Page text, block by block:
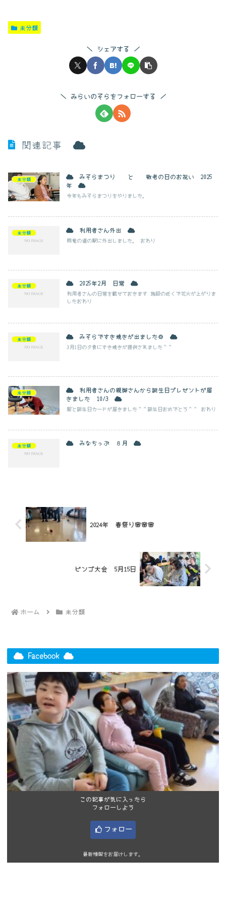
未分類
シェアする
みらいのそらをフォローする
関連記事
未分類
年
今年もみそらまつりをやりました。
未分類 利用者さん外出
雨竜の道の駅に外出しました。 おわり
未分類 2025年2月 日常
利用者さんの日常を載せておきます 施設の近くで花火が上がりま
したおわり
未分類 みそらですき焼きが出ました🍲
3月1日の夕食にすき焼きが提供されました＾＾
未分類
きました 10/3
服と誕生日カードが届きました＾＾誕生日おめでとう＾＾ おわり
未分類 みなちっぷ ８月
2024年 春祭り🌸🌸🌸
ビンゴ大会 5月15日
ホーム 未分類
Facebook
この記事が気に入ったら
フォローしよう
フォロー
最新情報をお届けします。